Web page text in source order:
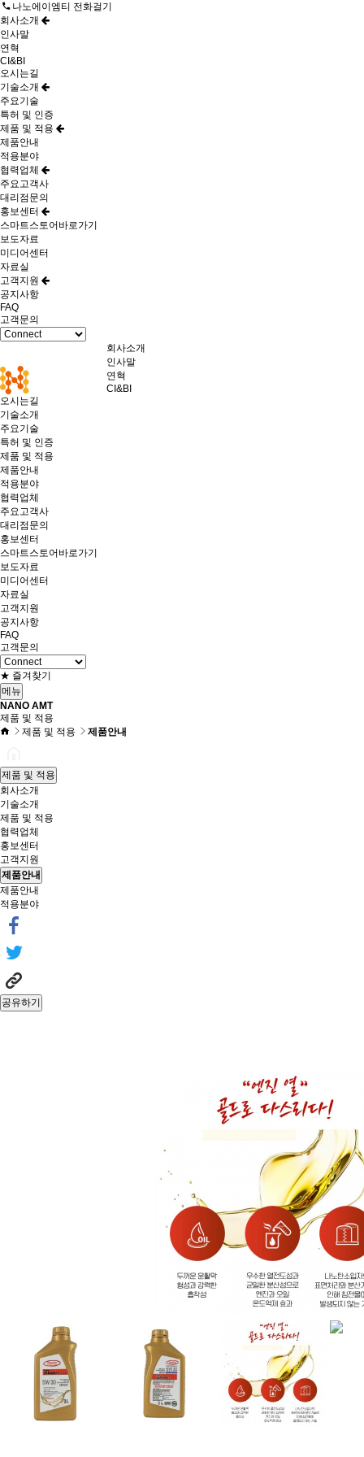
나노에이엠티 전화걸기
회사소개
인사말
연혁
CI&BI
오시는길
기술소개
주요기술
특허 및 인증
제품 및 적용
제품안내
적용분야
협력업체
주요고객사
대리점문의
홍보센터
스마트스토어바로가기
보도자료
미디어센터
자료실
고객지원
공지사항
FAQ
고객문의
회사소개
인사말
연혁
CI&BI
오시는길
기술소개
주요기술
특허 및 인증
제품 및 적용
제품안내
적용분야
협력업체
주요고객사
대리점문의
홍보센터
스마트스토어바로가기
보도자료
미디어센터
자료실
고객지원
공지사항
FAQ
고객문의
★ 즐겨찾기
메뉴
NANO AMT
제품 및 적용
제품 및 적용
제품안내
제품 및 적용
회사소개
기술소개
제품 및 적용
협력업체
홍보센터
고객지원
제품안내
제품안내
적용분야
공유하기